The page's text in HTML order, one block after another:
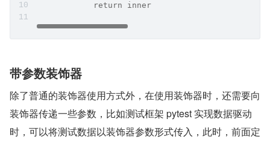
            return inner
带参数装饰器
除了普通的装饰器使用方式外，在使用装饰器时，还需要向
装饰器传递一些参数，比如测试框架 pytest 实现数据驱动
时，可以将测试数据以装饰器参数形式传入，此时，前面定